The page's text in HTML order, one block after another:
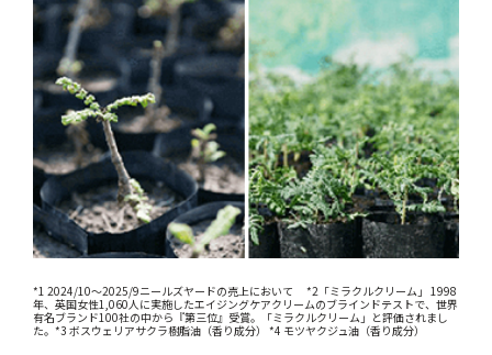
*1 2024/10～2025/9ニールズヤードの売上において *2「ミラクルクリーム」 1998
年、英国女性1,060人に実施したエイジングケアクリームのブラインドテストで、世界
有名ブランド100社の中から『第三位』受賞。「ミラクルクリーム」と評価されまし
た。*3 ボスウェリアサクラ樹脂油（香り成分） *4 モツヤクジュ油（香り成分）